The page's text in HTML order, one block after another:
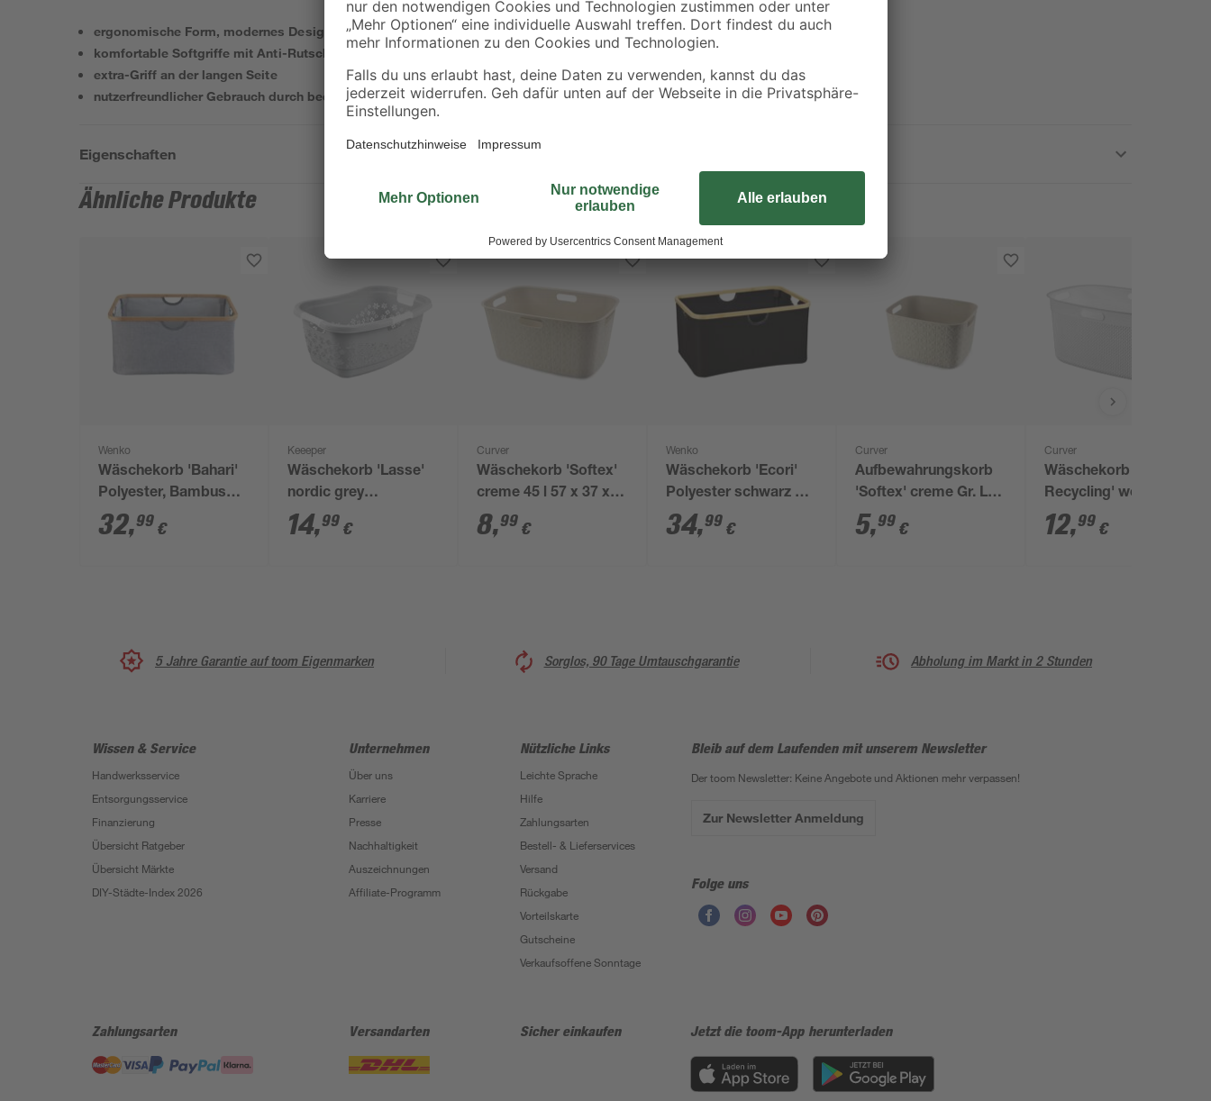
ergonomische Form, modernes Design
komfortable Softgriffe mit Anti-Rutsch-Flächen für einen festen Griff
extra-Griff an der langen Seite
nutzerfreundlicher Gebrauch durch bequemes Absetzen und Halten auf der Hüfte
Eigenschaften
Ähnliche Produkte
Wenko
Wäschekorb 'Bahari'
Polyester, Bambus
grau faltbar 50 l
32,99 €
Keeeper
Wäschekorb 'Lasse'
nordic grey
ergonomisch mit
softgriffen 65 x 45 x
14,99 €
Curver
Wäschekorb 'Softex'
creme 45 l 57 x 37 x
27 cm
8,99 €
Wenko
Wäschekorb 'Ecori'
Polyester schwarz 54
x 26 x 36 cm
34,99 €
Curver
Aufbewahrungskorb
'Softex' creme Gr. L
37,9 x 29,2 x 22,1 cm
5,99 €
Curver
Wäschekorb 'Filo
Recycling' weiß 45
Liter
12,99 €
5 Jahre Garantie auf toom Eigenmarken Sorglos, 90 Tage Umtauschgarantie Abholung im Markt in 2 Stunden
Wissen & Service
Handwerksservice
Entsorgungsservice
Finanzierung
Übersicht Ratgeber
Übersicht Märkte
DIY-Städte-Index 2026
Unternehmen
Über uns
Karriere
Presse
Nachhaltigkeit
Auszeichnungen
Affiliate-Programm
Nützliche Links
Leichte Sprache
Hilfe
Zahlungsarten
Bestell- & Lieferservices
Versand
Rückgabe
Vorteilskarte
Gutscheine
Verkaufsoffene Sonntage
Bleib auf dem Laufenden mit unserem Newsletter
Der toom Newsletter: Keine Angebote und Aktionen mehr verpassen!
Zur Newsletter Anmeldung
Folge uns
Zahlungsarten Versandarten Sicher einkaufen Jetzt die toom-App herunterladen